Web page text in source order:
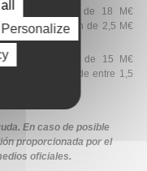
: presupuesto de 18 M€
una financiación de 2,5 M€
: presupuesto de 15 M€
financiación de entre 1,5
En caso de posible
proporcionada por el
oficiales.
Personalize